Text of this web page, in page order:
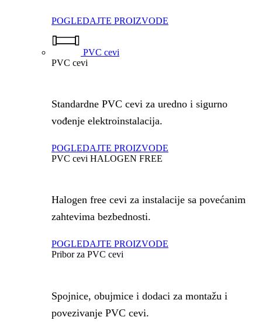
POGLEDAJTE PROIZVODE
PVC cevi
PVC cevi
Standardne PVC cevi za uredno i sigurno
vođenje elektroinstalacija.
POGLEDAJTE PROIZVODE
PVC cevi HALOGEN FREE
Halogen free cevi za instalacije sa povećanim
zahtevima bezbednosti.
POGLEDAJTE PROIZVODE
Pribor za PVC cevi
Spojnice, obujmice i dodaci za montažu i
povezivanje PVC cevi.